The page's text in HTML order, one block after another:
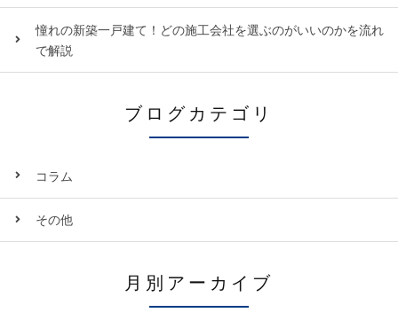
憧れの新築一戸建て！どの施工会社を選ぶのがいいのかを流れ
で解説
ブログカテゴリ
コラム
その他
月別アーカイブ